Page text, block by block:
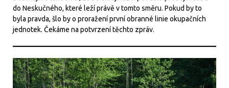
do Neskučného, které leží právě v tomto směru. Pokud by to
byla pravda, šlo by o proražení první obranné linie okupačních
jednotek. Čekáme na potvrzení těchto zpráv.